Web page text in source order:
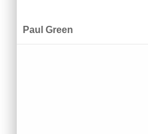
Paul Green